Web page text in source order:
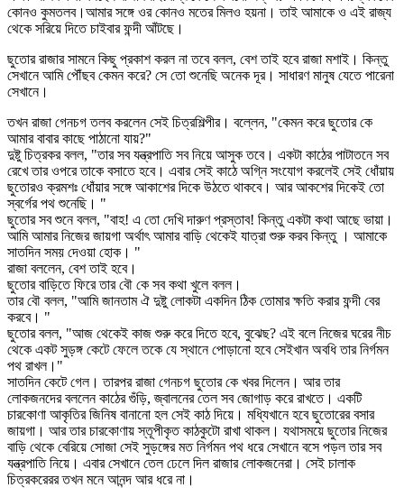
কোনও কুমতলব।আমার সঙ্গে ওর কোনও মতের মিলও হয়না। তাই আমাকে ও এই রাজ্য
থেকে সরিয়ে দিতে চাইবার ফন্দী আঁটছে।
ছুতোর রাজার সামনে কিছু প্রকাশ করল না তবে বলল, বেশ তাই হবে রাজা মশাই। কিন্তু
সেখানে আমি পৌঁছব কেমন করে? সে তো শুনেছি অনেক দূর। সাধারণ মানুষ যেতে পারেনা
সেখানে।
তখন রাজা গেনচগ তলব করলেন সেই চিত্রশিল্পীর। বল্লেন, "কেমন করে ছুতোর কে
আমার বাবার কাছে পাঠানো যায়?"
দুষ্টু চিত্রকর বলল, "তার সব যন্ত্রপাতি সব নিয়ে আসুক তবে। একটা কাঠের পাটাতনে সব
রেখে তার ওপরে তাকে বসাতে হবে। এবার সেই কাঠে অগ্নি সংযোগ করলেই সেই ধোঁয়ায়
ছুতোরও ক্রমশঃ ধোঁয়ার সঙ্গে আকাশের দিকে উঠতে থাকবে। আর আকশের দিকেই তো
স্বর্গের পথ শুনেছি। "
ছুতোর সব শুনে বলল, "বাহ! এ তো দেখি দারুণ প্রস্তাব! কিন্তু একটা কথা আছে ভায়া।
আমি আমার নিজের জায়গা অর্থাৎ আমার বাড়ি থেকেই যাত্রা শুরু করব কিন্তু । আমাকে
সাতদিন সময় দেওয়া হোক। "
রাজা বললেন, বেশ তাই হবে।
ছুতোর বাড়িতে ফিরে তার বৌ কে সব কথা খুলে বলল।
তার বৌ বলল, "আমি জানতাম ঐ দুষ্টু লোকটা একদিন ঠিক তোমার ক্ষতি করার ফন্দী বের
করবে। "
ছুতোর বলল, "আজ থেকেই কাজ শুরু করে দিতে হবে, বুঝেছ? এই বলে নিজের ঘরের নীচ
থেকে একট সুড়ঙ্গ কেটে ফেলে তকে যে স্থানে পোড়ানো হবে সেইখান অবধি তার নির্গমন
পথ রাখল।"
সাতদিন কেটে গেল। তারপর রাজা গেনচগ ছুতোর কে খবর দিলেন। আর তার
লোকজনদের বললেন কাঠের গুঁড়ি, জ্বালনের তেল সব জোগাড় করে রাখতে। একটি
চারকোণা আকৃতির জিনিষ বানানো হল সেই কাঠ দিয়ে। মধ্যিখানে হবে ছুতোরের বসার
জায়গা। আর তার চারকোণায় স্তূপীকৃত কাঠকুটো রাখা থাকল। যথাসময়ে ছুতোর নিজের
বাড়ি থেকে বেরিয়ে সোজা সেই সুড়ঙ্গের মত নির্গমন পথ ধরে সেখানে বসে পড়ল তার সব
যন্ত্রপাতি নিয়ে। এবার সেখানে তেল ঢেলে দিল রাজার লোকজনেরা। সেই চালাক
চিত্রকরেরর তখন মনে আনন্দ আর ধরে না।